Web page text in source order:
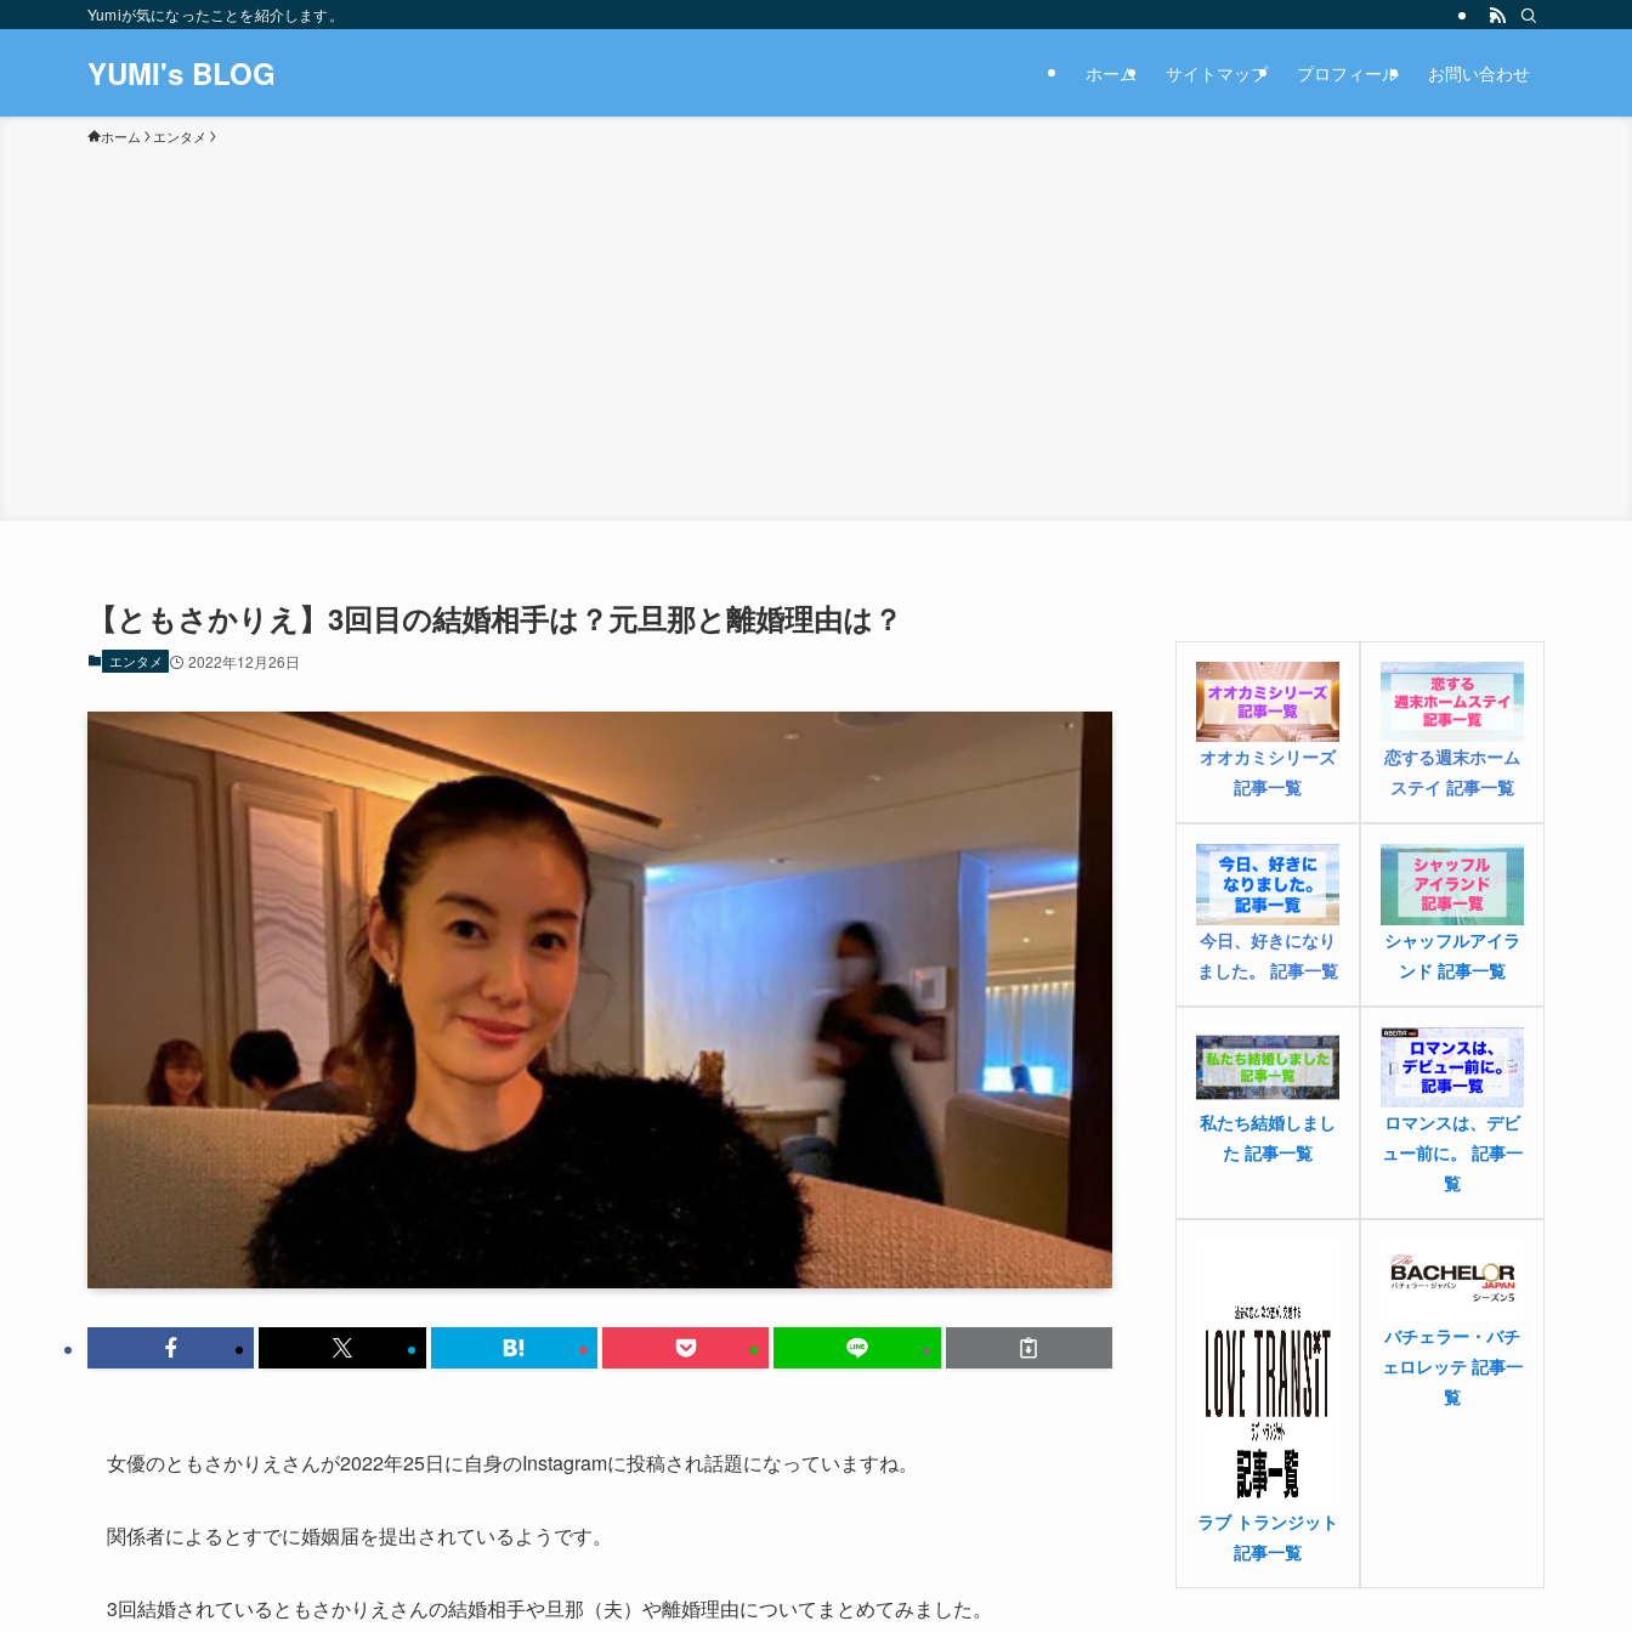
Yumiが気になったことを紹介します。
YUMI's BLOG ホーム サイトマップ プロフィール お問い合わせ
ホーム エンタメ
【ともさかりえ】3回目の結婚相手は？元旦那と離婚理由は？
エンタメ 2022年12月26日
女優のともさかりえさんが2022年25日に自身のInstagramに投稿され話題になっていますね。
関係者によるとすでに婚姻届を提出されているようです。
3回結婚されているともさかりえさんの結婚相手や旦那（夫）や離婚理由についてまとめてみました。
オオカミシリーズ
記事一覧
恋する週末ホーム
ステイ 記事一覧
今日、好きになり
ました。 記事一覧
シャッフルアイラ
ンド 記事一覧
私たち結婚しまし
た 記事一覧
ロマンスは、デビ
ュー前に。 記事一
覧
ラブ トランジット
記事一覧
バチェラー・バチ
ェロレッテ 記事一
覧